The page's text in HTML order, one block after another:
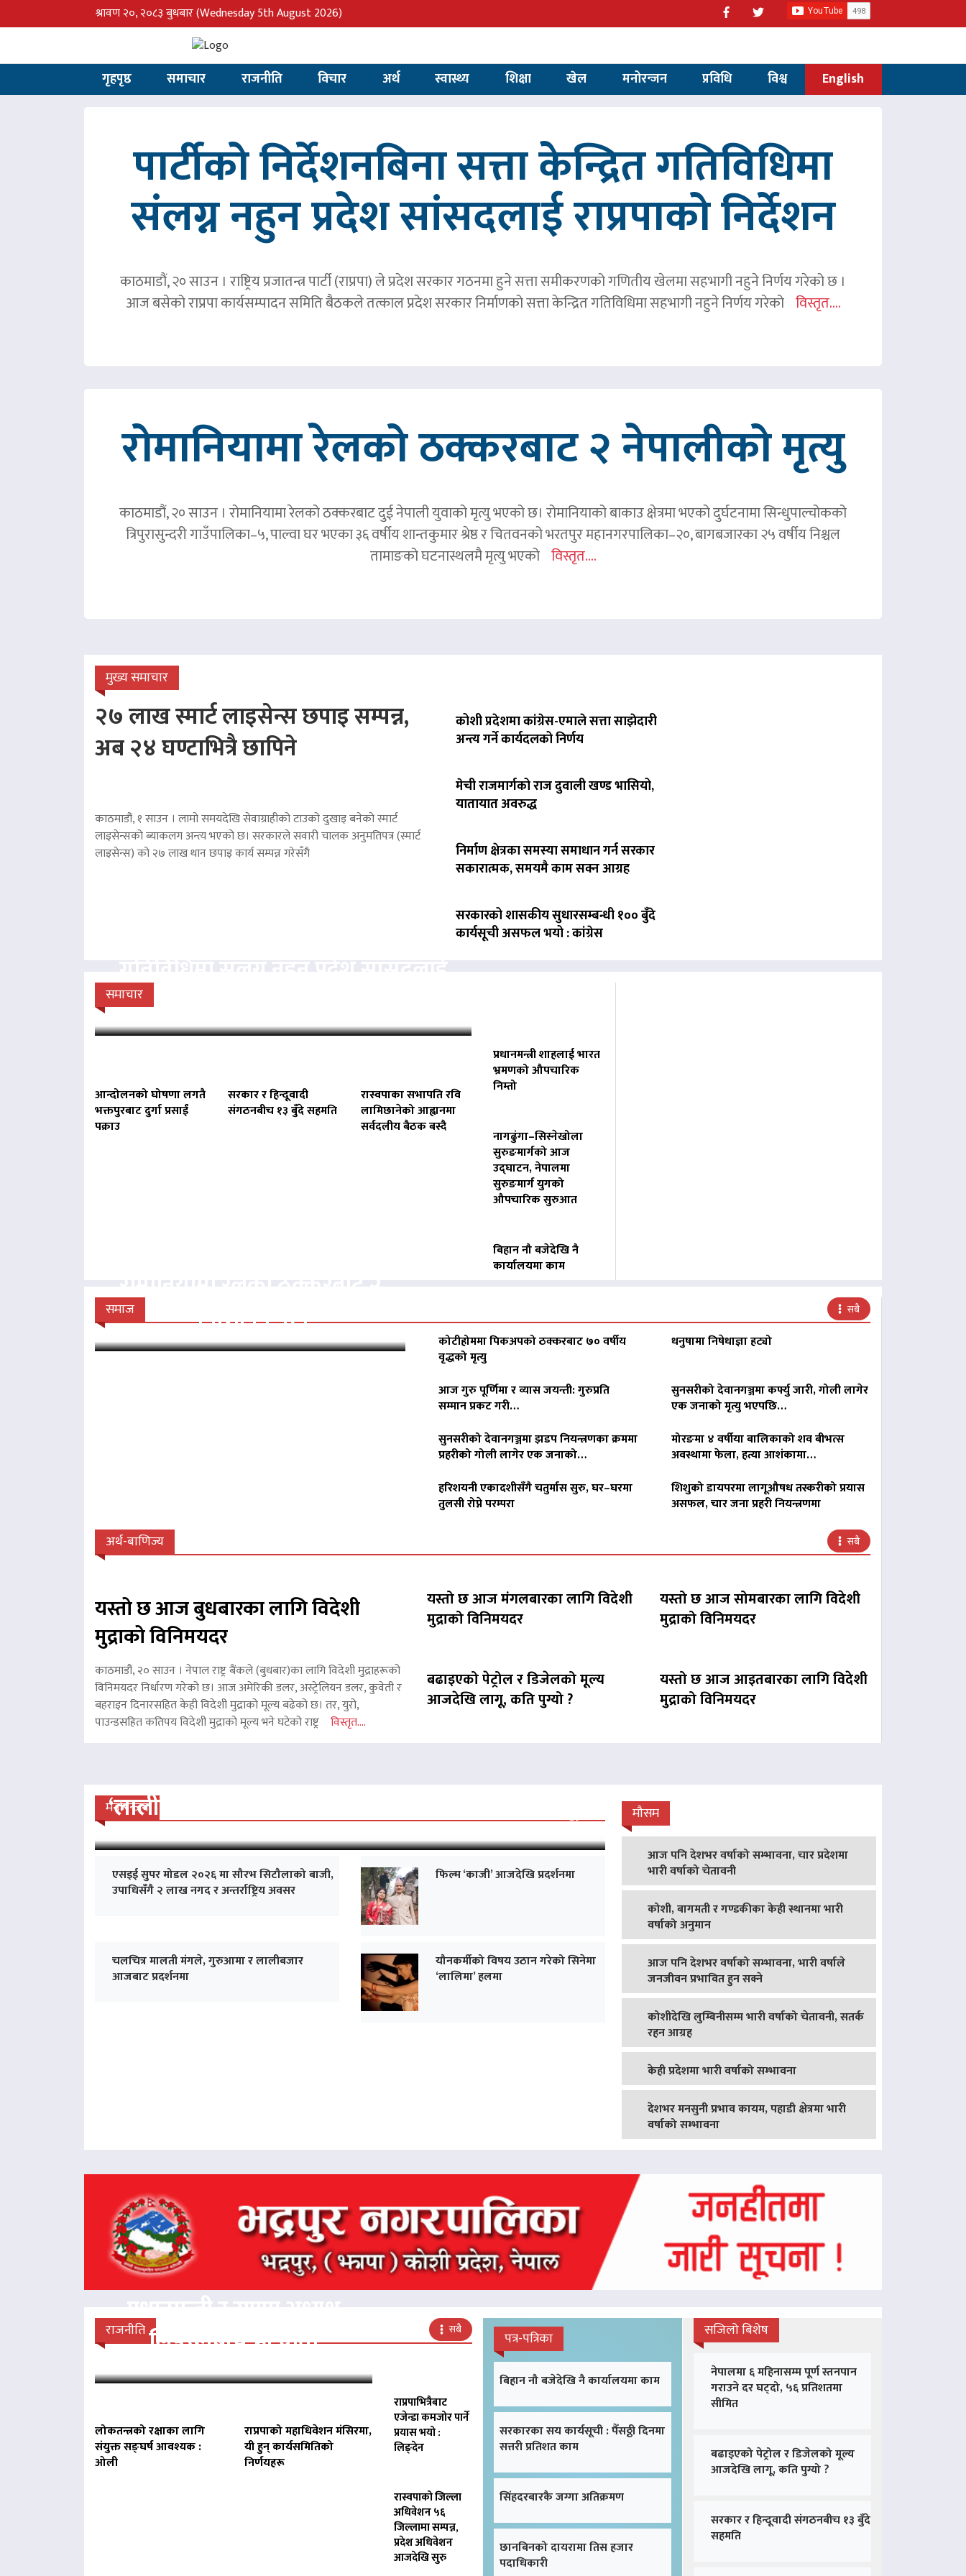
श्रावण २०, २०८३ बुधबार(Wednesday 5th August 2026)
गृहपृष्ठ समाचार राजनीति विचार अर्थ स्वास्थ्य शिक्षा खेल मनोरन्जन प्रविधि विश्व English
पार्टीको निर्देशनबिना सत्ता केन्द्रित गतिविधिमा
संलग्न नहुन प्रदेश सांसदलाई राप्रपाको निर्देशन
काठमाडौं, २० साउन । राष्ट्रिय प्रजातन्त्र पार्टी (राप्रपा) ले प्रदेश सरकार गठनमा हुने सत्ता समीकरणको गणितीय खेलमा सहभागी नहुने निर्णय गरेको छ ।
आज बसेको राप्रपा कार्यसम्पादन समिति बैठकले तत्काल प्रदेश सरकार निर्माणको सत्ता केन्द्रित गतिविधिमा सहभागी नहुने निर्णय गरेको विस्तृत....
रोमानियामा रेलको ठक्करबाट २ नेपालीको मृत्यु
काठमाडौं, २० साउन । रोमानियामा रेलको ठक्करबाट दुई नेपाली युवाको मृत्यु भएको छ। रोमानियाको बाकाउ क्षेत्रमा भएको दुर्घटनामा सिन्धुपाल्चोकको
त्रिपुरासुन्दरी गाउँपालिका–५, पाल्वा घर भएका ३६ वर्षीय शान्तकुमार श्रेष्ठ र चितवनको भरतपुर महानगरपालिका–२०, बागबजारका २५ वर्षीय निश्चल
तामाङको घटनास्थलमै मृत्यु भएको विस्तृत....
मुख्य समाचार
२७ लाख स्मार्ट लाइसेन्स छपाइ सम्पन्न,
अब २४ घण्टाभित्रै छापिने
काठमाडौं, १ साउन । लामो समयदेखि सेवाग्राहीको टाउको दुखाइ बनेको स्मार्ट
लाइसेन्सको ब्याकलग अन्त्य भएको छ। सरकारले सवारी चालक अनुमतिपत्र (स्मार्ट
लाइसेन्स) को २७ लाख थान छपाइ कार्य सम्पन्न गरेसँगै
कोशी प्रदेशमा कांग्रेस-एमाले सत्ता साझेदारी
अन्त्य गर्ने कार्यदलको निर्णय
मेची राजमार्गको राज दुवाली खण्ड भासियो,
यातायात अवरुद्ध
निर्माण क्षेत्रका समस्या समाधान गर्न सरकार
सकारात्मक, समयमै काम सक्न आग्रह
सरकारको शासकीय सुधारसम्बन्धी १०० बुँदे
कार्यसूची असफल भयो : कांग्रेस
समाचार
आन्दोलनको घोषणा लगतै
भक्तपुरबाट दुर्गा प्रसाईं
पक्राउ
सरकार र हिन्दूवादी
संगठनबीच १३ बुँदे सहमति
रास्वपाका सभापति रवि
लामिछानेको आह्वानमा
सर्वदलीय बैठक बस्दै
प्रधानमन्त्री शाहलाई भारत
भ्रमणको औपचारिक
निम्तो
नागढुंगा–सिस्नेखोला
सुरुङमार्गको आज
उद्घाटन, नेपालमा
सुरुङमार्ग युगको
औपचारिक सुरुआत
बिहान नौ बजेदेखि नै
कार्यालयमा काम
समाज सबै
नेपालीको मृत्यु
कोटीहोममा पिकअपको ठक्करबाट ७० वर्षीय
वृद्धको मृत्यु
धनुषामा निषेधाज्ञा हट्यो
आज गुरु पूर्णिमा र व्यास जयन्ती: गुरुप्रति
सम्मान प्रकट गरी…
सुनसरीको देवानगञ्जमा कर्फ्यु जारी, गोली लागेर
एक जनाको मृत्यु भएपछि…
सुनसरीको देवानगञ्जमा झडप नियन्त्रणका क्रममा
प्रहरीको गोली लागेर एक जनाको…
मोरङमा ४ वर्षीया बालिकाको शव बीभत्स
अवस्थामा फेला, हत्या आशंकामा…
हरिशयनी एकादशीसँगै चतुर्मास सुरु, घर–घरमा
तुलसी रोप्ने परम्परा
शिशुको डायपरमा लागूऔषध तस्करीको प्रयास
असफल, चार जना प्रहरी नियन्त्रणमा
अर्थ-बाणिज्य सबै
यस्तो छ आज बुधबारका लागि विदेशी
मुद्राको विनिमयदर
काठमाडौं, २० साउन । नेपाल राष्ट्र बैंकले (बुधबार)का लागि विदेशी मुद्राहरूको
विनिमयदर निर्धारण गरेको छ। आज अमेरिकी डलर, अस्ट्रेलियन डलर, कुवेती र
बहराइन दिनारसहित केही विदेशी मुद्राको मूल्य बढेको छ। तर, युरो,
पाउन्डसहित कतिपय विदेशी मुद्राको मूल्य भने घटेको राष्ट्र विस्तृत....
यस्तो छ आज मंगलबारका लागि विदेशी
मुद्राको विनिमयदर
यस्तो छ आज सोमबारका लागि विदेशी
मुद्राको विनिमयदर
बढाइएको पेट्रोल र डिजेलको मूल्य
आजदेखि लागू, कति पुग्यो ?
यस्तो छ आज आइतबारका लागि विदेशी
मुद्राको विनिमयदर
मनोरन्जन
‘लालीबजार’को सफल यात्रा जारी, प्रदर्शनको ५१औँ दिन पूरा
एसइई सुपर मोडल २०२६ मा सौरभ सिटौलाको बाजी,
उपाधिसँगै २ लाख नगद र अन्तर्राष्ट्रिय अवसर
फिल्म ‘काजी’ आजदेखि प्रदर्शनमा
चलचित्र मालती मंगले, गुरुआमा र लालीबजार
आजबाट प्रदर्शनमा
यौनकर्मीको विषय उठान गरेको सिनेमा
‘लालिमा’ हलमा
मौसम
आज पनि देशभर वर्षाको सम्भावना, चार प्रदेशमा
भारी वर्षाको चेतावनी
कोशी, बागमती र गण्डकीका केही स्थानमा भारी
वर्षाको अनुमान
आज पनि देशभर वर्षाको सम्भावना, भारी वर्षाले
जनजीवन प्रभावित हुन सक्ने
कोशीदेखि लुम्बिनीसम्म भारी वर्षाको चेतावनी, सतर्क
रहन आग्रह
केही प्रदेशमा भारी वर्षाको सम्भावना
देशभर मनसुनी प्रभाव कायम, पहाडी क्षेत्रमा भारी
वर्षाको सम्भावना
राजनीति सबै
प्रधानमन्त्री र राप्रपा अध्यक्ष
लिङदेनबीच भेटवार्ता
लोकतन्त्रको रक्षाका लागि
संयुक्त सङ्घर्ष आवश्यक :
ओली
राप्रपाको महाधिवेशन मंसिरमा,
यी हुन् कार्यसमितिको
निर्णयहरू
राप्रपाभित्रैबाट
एजेन्डा कमजोर पार्ने
प्रयास भयो :
लिङ्देन
रास्वपाको जिल्ला
अधिवेशन ५६
जिल्लामा सम्पन्न,
प्रदेश अधिवेशन
आजदेखि सुरु
पत्र-पत्रिका
बिहान नौ बजेदेखि नै कार्यालयमा काम
सरकारका सय कार्यसूची : पैँसठ्ठी दिनमा
सत्तरी प्रतिशत काम
सिंहदरबारकै जग्गा अतिक्रमण
छानबिनको दायरामा तिस हजार
पदाधिकारी
सजिलो बिशेष
नेपालमा ६ महिनासम्म पूर्ण स्तनपान
गराउने दर घट्दो, ५६ प्रतिशतमा
सीमित
बढाइएको पेट्रोल र डिजेलको मूल्य
आजदेखि लागू, कति पुग्यो ?
सरकार र हिन्दूवादी संगठनबीच १३ बुँदे
सहमति